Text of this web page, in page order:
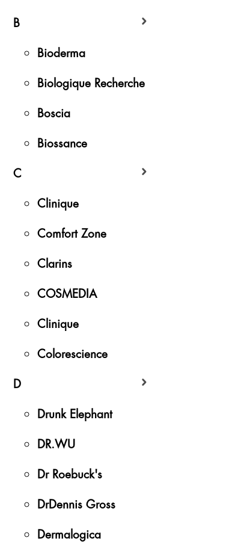
B
Bioderma
Biologique Recherche
Boscia
Biossance
C
Clinique
Comfort Zone
Clarins
COSMEDIA
Clinique
Colorescience
D
Drunk Elephant
DR.WU
Dr Roebuck's
DrDennis Gross
Dermalogica